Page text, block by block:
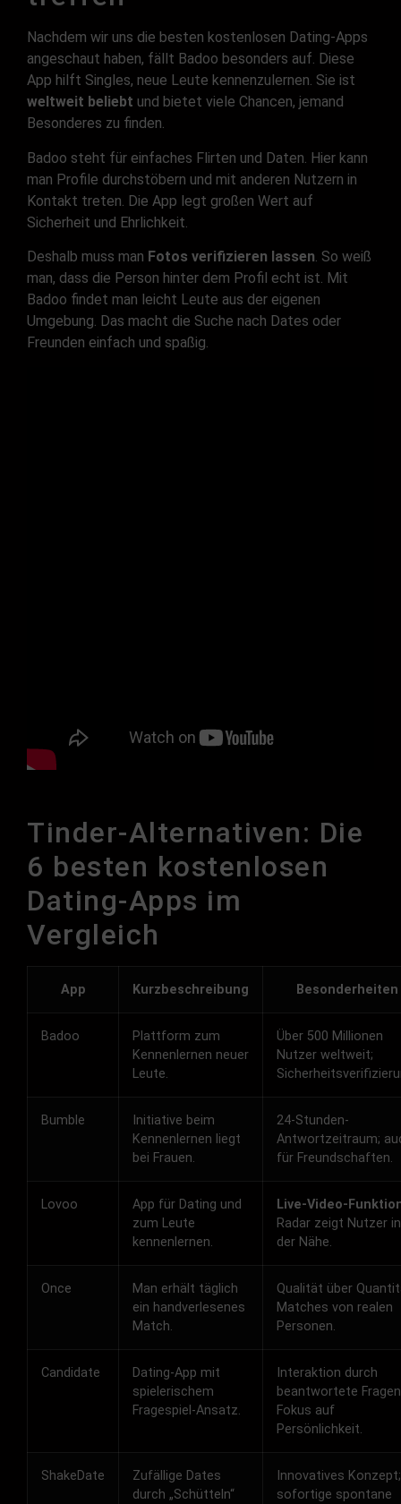
Nachdem wir uns die besten kostenlosen Dating-Apps
angeschaut haben, fällt Badoo besonders auf. Diese
App hilft Singles, neue Leute kennenzulernen. Sie ist
weltweit beliebt und bietet viele Chancen, jemand
Besonderes zu finden.
Badoo steht für einfaches Flirten und Daten. Hier kann
man Profile durchstöbern und mit anderen Nutzern in
Kontakt treten. Die App legt großen Wert auf
Sicherheit und Ehrlichkeit.
Deshalb muss man Fotos verifizieren lassen. So weiß
man, dass die Person hinter dem Profil echt ist. Mit
Badoo findet man leicht Leute aus der eigenen
Umgebung. Das macht die Suche nach Dates oder
Freunden einfach und spaßig.
Tinder-Alternativen: Die
6 besten kostenlosen
Dating-Apps im
Vergleich
App Kurzbeschreibung Besonderheiten
Badoo
Plattform zum
Kennenlernen neuer
Leute.
Über 500 Millionen
Nutzer weltweit;
Bumble
Initiative beim
Kennenlernen liegt
bei Frauen.
24-Stunden-
Antwortzeitraum;
für Freundschaften.
Lovoo
App für Dating und
zum Leute
kennenlernen.
Live-Video-
Radar zeigt Nutzer in
der Nähe.
Once
Man erhält täglich
ein handverlesenes
Match.
Qualität über
Matches von realen
Personen.
Candidate
Dating-App mit
spielerischem
Fragespiel-Ansatz.
Interaktion durch
beantwortete
Fokus auf
Persönlichkeit.
ShakeDate
Zufällige Dates
durch „Schütteln“
Innovatives Konzept;
sofortige spontane